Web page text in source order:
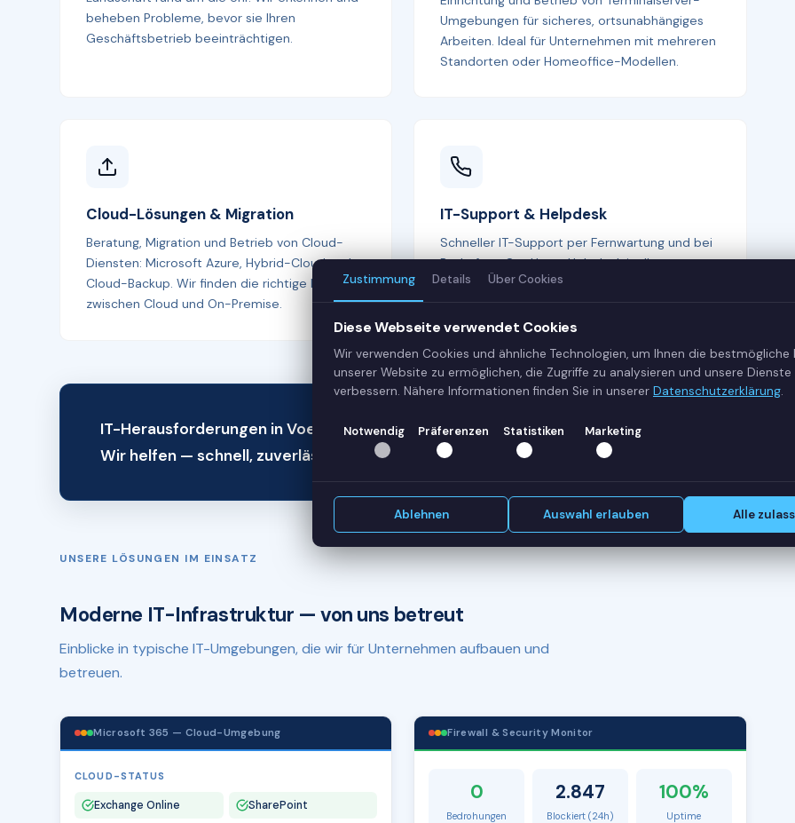
beheben Probleme, bevor sie Ihren
Geschäftsbetrieb beeinträchtigen.
Umgebungen für sicheres, ortsunabhängiges
Arbeiten. Ideal für Unternehmen mit mehreren
Standorten oder Homeoffice-Modellen.
Cloud-Lösungen & Migration
Beratung, Migration und Betrieb von Cloud-
Diensten: Microsoft Azure, Hybrid-Cloud und
Cloud-Backup. Wir finden die richtige Balance
zwischen Cloud und On-Premise.
IT-Support & Helpdesk
Schneller IT-Support per Fernwartung und bei
Bedarf vor Ort. Unser Helpdesk ist Ihr erster
Ansprechpartner bei allen IT-Fragen —
IT-Herausforderungen in Voerde (Niederrhein)?
Wir helfen — schnell, zuverlässig, remote.
Erstgespräch vereinbaren
UNSERE LÖSUNGEN IM EINSATZ
Moderne IT-Infrastruktur — von uns betreut
Einblicke in typische IT-Umgebungen, die wir für Unternehmen aufbauen und
betreuen.
Microsoft 365 — Cloud-Umgebung
CLOUD-STATUS
Exchange Online SharePoint
Firewall & Security Monitor
0
Bedrohungen
2.847
Blockiert (24h)
100%
Uptime
Zustimmung Details Über Cookies
Diese Webseite verwendet Cookies
Wir verwenden Cookies und ähnliche Technologien, um Ihnen die bestmögliche
unserer Website zu ermöglichen, die Zugriffe zu analysieren und unsere
verbessern. Nähere Informationen finden Sie in unserer Datenschutzerklärung.
Notwendig Präferenzen Statistiken Marketing
Ablehnen Auswahl erlauben Alle